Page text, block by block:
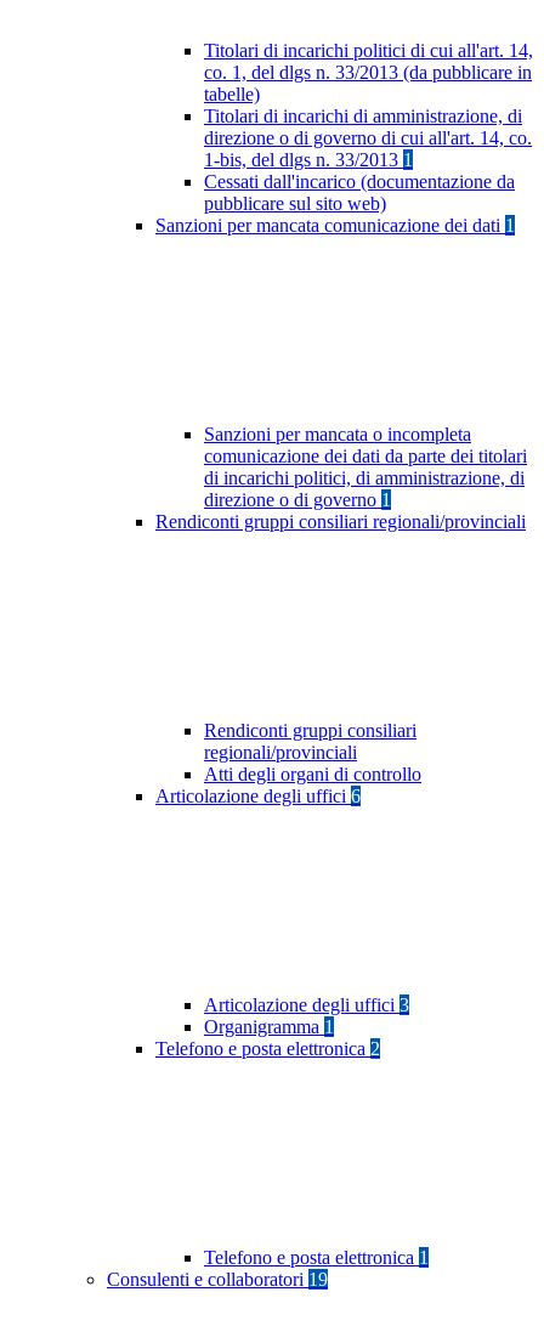
Titolari di incarichi politici di cui all'art. 14,
co. 1, del dlgs n. 33/2013 (da pubblicare in
tabelle)
Titolari di incarichi di amministrazione, di
direzione o di governo di cui all'art. 14, co.
1-bis, del dlgs n. 33/2013 1
Cessati dall'incarico (documentazione da
pubblicare sul sito web)
Sanzioni per mancata comunicazione dei dati 1
Sanzioni per mancata o incompleta
comunicazione dei dati da parte dei titolari
di incarichi politici, di amministrazione, di
direzione o di governo 1
Rendiconti gruppi consiliari regionali/provinciali
Rendiconti gruppi consiliari
regionali/provinciali
Atti degli organi di controllo
Articolazione degli uffici 6
Articolazione degli uffici 3
Organigramma 1
Telefono e posta elettronica 2
Telefono e posta elettronica 1
Consulenti e collaboratori 19